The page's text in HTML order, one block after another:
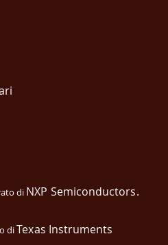
di NXP Semiconductors.
diTexas Instruments